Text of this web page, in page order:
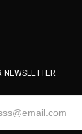
NEWSLETTER